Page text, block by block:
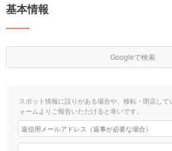
基本情報
Googleで検索
スポット情報に誤りがある場合や、移転・閉店し
ォームよりご報告いただけると幸いです。